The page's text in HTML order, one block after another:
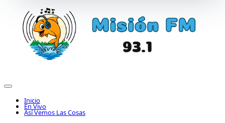
Inicio
En Vivo
Así Vemos Las Cosas